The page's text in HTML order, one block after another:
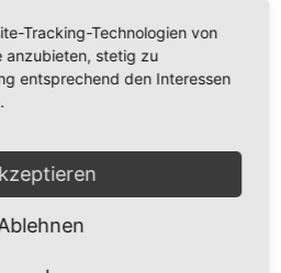
Z
Tracking-Technologien von
anzubieten, stetig zu
entsprechend den Interessen